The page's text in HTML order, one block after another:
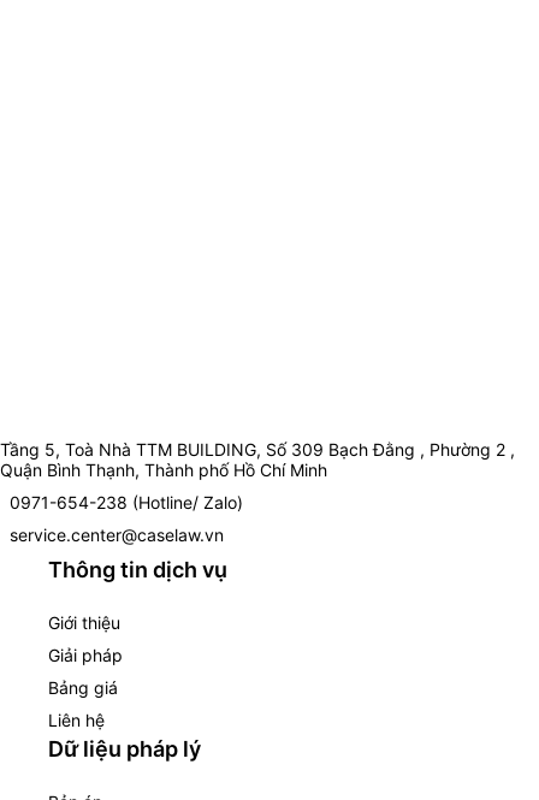
Tầng 5, Toà Nhà TTM BUILDING, Số 309 Bạch Đằng , Phường 2 ,
Quận Bình Thạnh, Thành phố Hồ Chí Minh
0971-654-238 (Hotline/ Zalo)
service.center@caselaw.vn
Thông tin dịch vụ
Giới thiệu
Giải pháp
Bảng giá
Liên hệ
Dữ liệu pháp lý